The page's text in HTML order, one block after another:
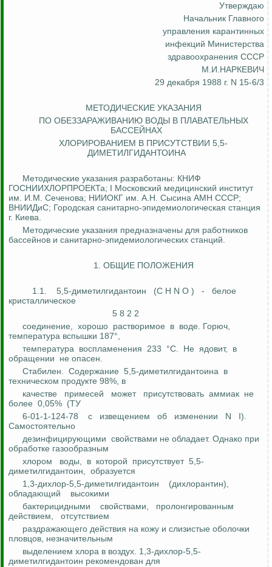
Утверждаю
Начальник Главного
управления карантинных
инфекций Министерства
здравоохранения СССР
М.И.НАРКЕВИЧ
29 декабря 1988 г. N 15-6/3
МЕТОДИЧЕСКИЕ УКАЗАНИЯ
ПО ОБЕЗЗАРАЖИВАНИЮ ВОДЫ В ПЛАВАТЕЛЬНЫХ
БАССЕЙНАХ
ХЛОРИРОВАНИЕМ В ПРИСУТСТВИИ 5,5-
ДИМЕТИЛГИДАНТОИНА
Методические указания разработаны: КНИФ
ГОСНИИХЛОРПРОЕКТа; I Московский медицинский институт
им. И.М. Сеченова; НИИОКГ им. А.Н. Сысина АМН СССР;
ВНИИДиС; Городская санитарно-эпидемиологическая станция
г. Киева.
Методические указания предназначены для работников
бассейнов и санитарно-эпидемиологических станций.
1. ОБЩИЕ ПОЛОЖЕНИЯ
1.1. 5,5-диметилгидантоин (C H N O ) -
белое
кристаллическое
5 8 2 2
соединение, хорошо растворимое в воде. Горюч,
температура вспышки 187°,
температура воспламенения 233 °C. Не ядовит,
в
обращении
не опасен.
Стабилен. Содержание 5,5-диметилгидантоина в
техническом продукте 98%, в
качестве
примесей может присутствовать аммиак не
более 0,05% (ТУ
6-01-1-124-78
с извещением об изменении N
I).
Самостоятельно
дезинфицирующими свойствами не обладает. Однако при
обработке газообразным
хлором
воды, в которой присутствует 5,5-
диметилгидантоин, образуется
1,3-дихлор-5,5-диметилгидантоин
(дихлорантин),
обладающий
высокими
бактерицидными
свойствами,
пролонгированным
действием,
отсутствием
раздражающего действия на кожу и слизистые оболочки
пловцов, незначительным
выделением хлора в воздух. 1,3-дихлор-5,5-
диметилгидантоин рекомендован для